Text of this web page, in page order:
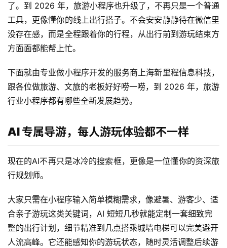
了。到 2026 年，旅游小程序也升级了，不再只是一个普通
工具，更像懂你的线上出行搭子。不会安安静静待在微信里
没存在感，而是全程跟着你的行程，从出行前到游玩结束方
方面面都能帮上忙。
下面就由专业做小程序开发的服务商上海新里程信息科技，
跟各位做旅游、文旅的老板好好唠一唠，到 2026 年，旅游
行业小程序都有哪些全新发展趋势。
AI 专属导游，每人游玩体验都不一样
现在的AI不再只是冰冷的搜索框，更像是一位懂你的资深旅
行规划师。
大家只需在小程序输入简单模糊需求，像避暑、游客少、适
合亲子游玩这类关键词，AI 短短几秒就能定制一套细致完
整的出行计划，细节精准到几点搭乘城墙电梯可以完美避开
人流高峰。 它还能感知你的游玩状态，随时灵活调整后续游